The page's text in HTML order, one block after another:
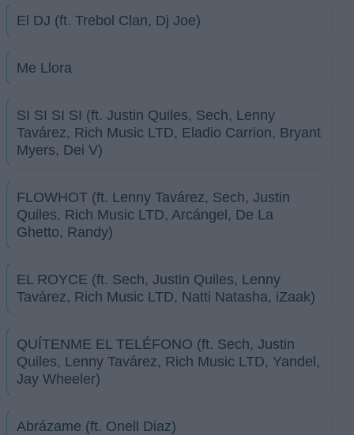
El DJ (ft. Trebol Clan, Dj Joe)
Me Llora
SI SI SI SI (ft. Justin Quiles, Sech, Lenny
Tavárez, Rich Music LTD, Eladio Carrion, Bryant
Myers, Dei V)
FLOWHOT (ft. Lenny Tavárez, Sech, Justin
Quiles, Rich Music LTD, Arcángel, De La
Ghetto, Randy)
EL ROYCE (ft. Sech, Justin Quiles, Lenny
Tavárez, Rich Music LTD, Natti Natasha, iZaak)
QUÍTENME EL TELÉFONO (ft. Sech, Justin
Quiles, Lenny Tavárez, Rich Music LTD, Yandel,
Jay Wheeler)
Abrázame (ft. Onell Diaz)